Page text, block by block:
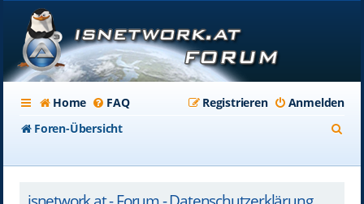
Home FAQ Anmelden
Registrieren
Foren-Übersicht